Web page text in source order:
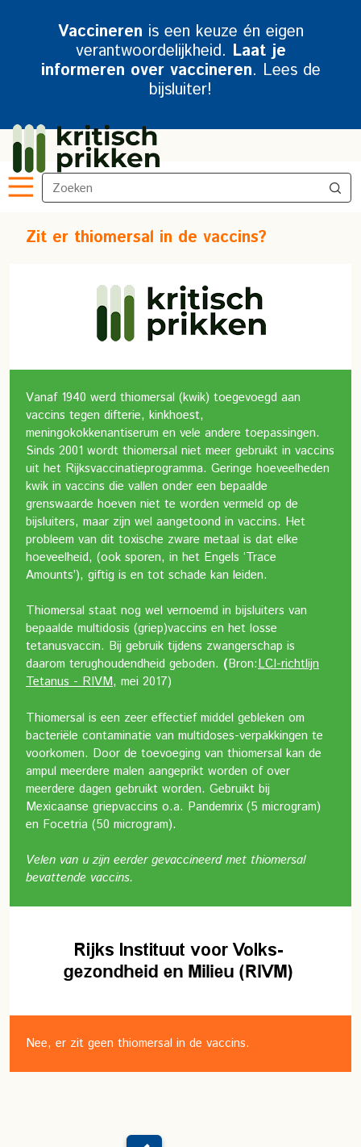
Vaccineren is een keuze én eigen
verantwoordelijkheid. Laat je
informeren over vaccineren. Lees de
bijsluiter!
Zit er thiomersal in de vaccins?
Vanaf 1940 werd thiomersal (kwik) toegevoegd aan
vaccins tegen difterie, kinkhoest,
meningokokkenantiserum en vele andere toepassingen.
Sinds 2001 wordt thiomersal niet meer gebruikt in vaccins
uit het Rijksvaccinatieprogramma. Geringe hoeveelheden
kwik in vaccins die vallen onder een bepaalde
grenswaarde hoeven niet te worden vermeld op de
bijsluiters, maar zijn wel aangetoond in vaccins. Het
probleem van dit toxische zware metaal is dat elke
hoeveelheid, (ook sporen, in het Engels ‘Trace
Amounts’), giftig is en tot schade kan leiden.
Thiomersal staat nog wel vernoemd in bijsluiters van
bepaalde multidosis (griep)vaccins en het losse
tetanusvaccin. Bij gebruik tijdens zwangerschap is
daarom terughoudendheid geboden. (Bron:LCI-richtlijn
Tetanus - RIVM, mei 2017)
Thiomersal is een zeer effectief middel gebleken om
bacteriële contaminatie van multidoses-verpakkingen te
voorkomen. Door de toevoeging van thiomersal kan de
ampul meerdere malen aangeprikt worden of over
meerdere dagen gebruikt worden. Gebruikt bij
Mexicaanse griepvaccins o.a. Pandemrix (5 microgram)
en Focetria (50 microgram).
Velen van u zijn eerder gevaccineerd met thiomersal
bevattende vaccins.
Nee, er zit geen thiomersal in de vaccins.